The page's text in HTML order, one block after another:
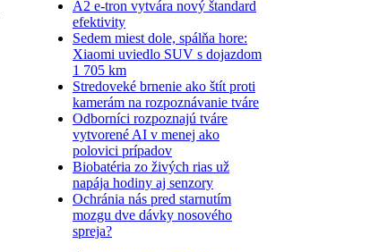
A2 e-tron vytvára nový štandard
efektivity
Sedem miest dole, spálňa hore:
Xiaomi uviedlo SUV s dojazdom
1 705 km
Stredoveké brnenie ako štít proti
kamerám na rozpoznávanie tváre
Odborníci rozpoznajú tváre
vytvorené AI v menej ako
polovici prípadov
Biobatéria zo živých rias už
napája hodiny aj senzory
Ochránia nás pred starnutím
mozgu dve dávky nosového
spreja?